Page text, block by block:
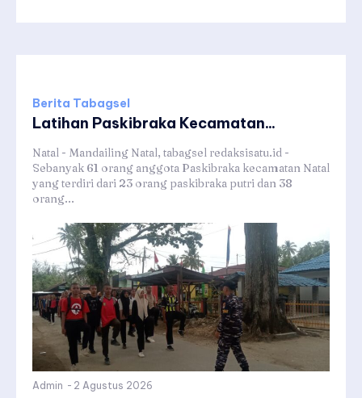
Berita Tabagsel
Latihan Paskibraka Kecamatan...
Natal - Mandailing Natal, tabagsel redaksisatu.id -
Sebanyak 61 orang anggota Paskibraka kecamatan Natal
yang terdiri dari 23 orang paskibraka putri dan 38
orang...
Admin - 2 Agustus 2026